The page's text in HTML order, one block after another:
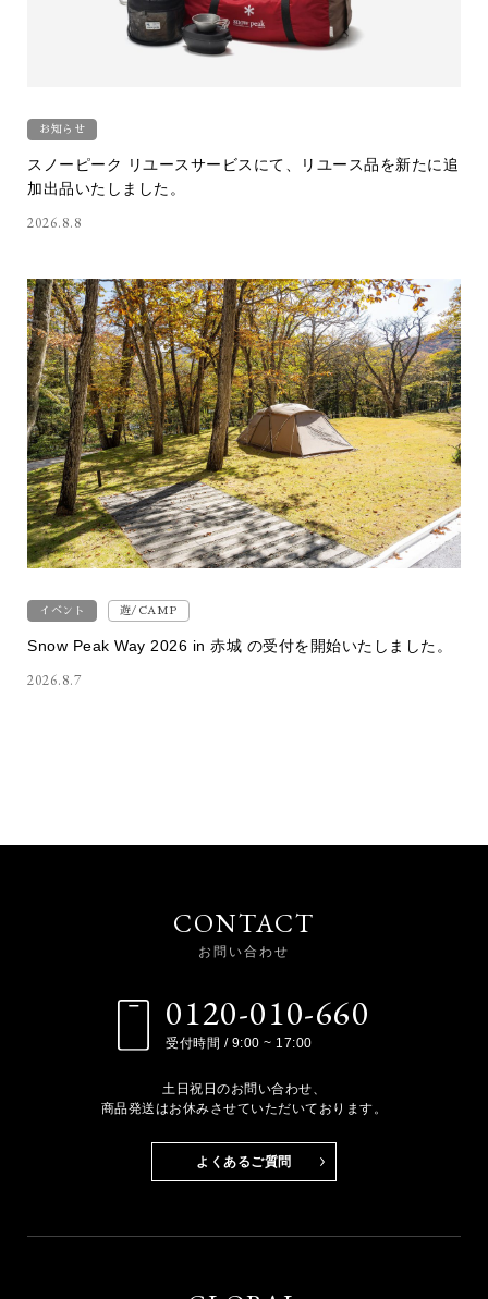
お知らせ
スノーピーク リユースサービスにて、リユース品を新たに追
加出品いたしました。
2026.8.8
イベント 遊/CAMP
Snow Peak Way 2026 in 赤城 の受付を開始いたしました。
2026.8.7
CONTACT
お問い合わせ
0120-010-660
受付時間 / 9:00 ~ 17:00
土日祝日のお問い合わせ、
商品発送はお休みさせていただいております。
よくあるご質問